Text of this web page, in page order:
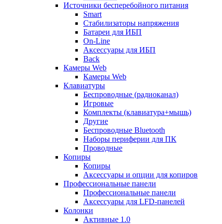
Источники бесперебойного питания
Smart
Стабилизаторы напряжения
Батареи для ИБП
On-Line
Аксессуары для ИБП
Back
Камеры Web
Камеры Web
Клавиатуры
Беспроводные (радиоканал)
Игровые
Комплекты (клавиатура+мышь)
Другие
Беспроводные Bluetooth
Наборы периферии для ПК
Проводные
Копиры
Копиры
Аксессуары и опции для копиров
Профессиональные панели
Профессиональные панели
Аксессуары для LFD-панелей
Колонки
Активные 1.0